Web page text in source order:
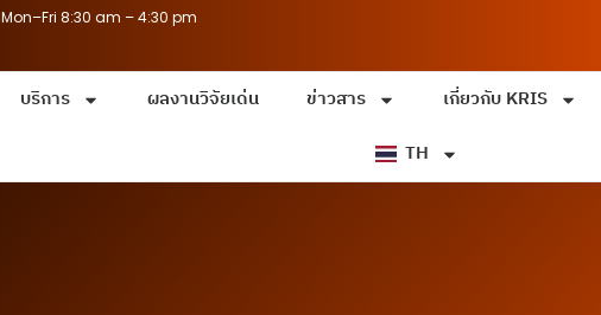
Mon–Fri 8:30 am – 4:30 pm
บริการ ผลงานวิจัยเด่น ข่าวสาร
เกี่ยวกับ KRIS
TH